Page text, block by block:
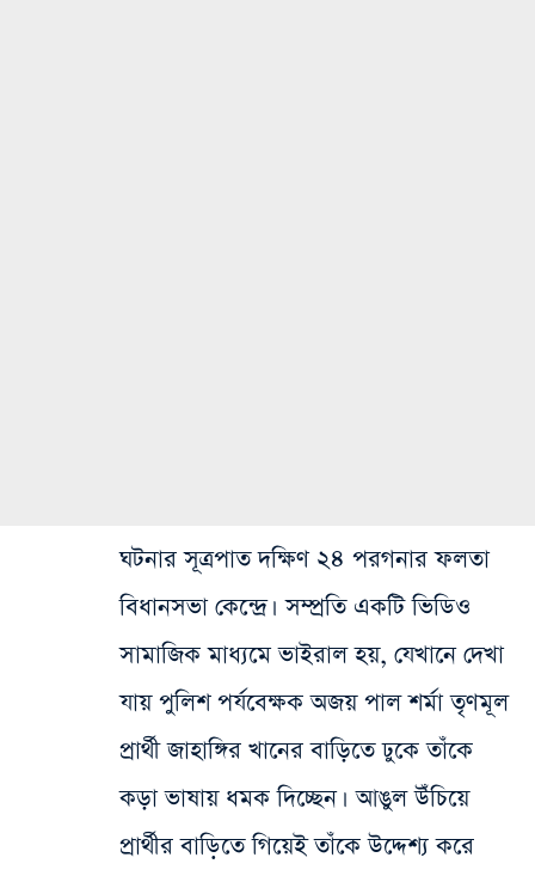
ঘটনার সূত্রপাত দক্ষিণ ২৪ পরগনার ফলতা
বিধানসভা কেন্দ্রে। সম্প্রতি একটি ভিডিও
সামাজিক মাধ্যমে ভাইরাল হয়, যেখানে দেখা
যায় পুলিশ পর্যবেক্ষক অজয় পাল শর্মা তৃণমূল
প্রার্থী জাহাঙ্গির খানের বাড়িতে ঢুকে তাঁকে
কড়া ভাষায় ধমক দিচ্ছেন। আঙুল উঁচিয়ে
প্রার্থীর বাড়িতে গিয়েই তাঁকে উদ্দেশ্য করে